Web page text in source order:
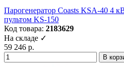
Парогенератор Coasts KSA-40 4
пультом KS-150
Код товара: 2183629
На складе ✓
59 246 р.
В